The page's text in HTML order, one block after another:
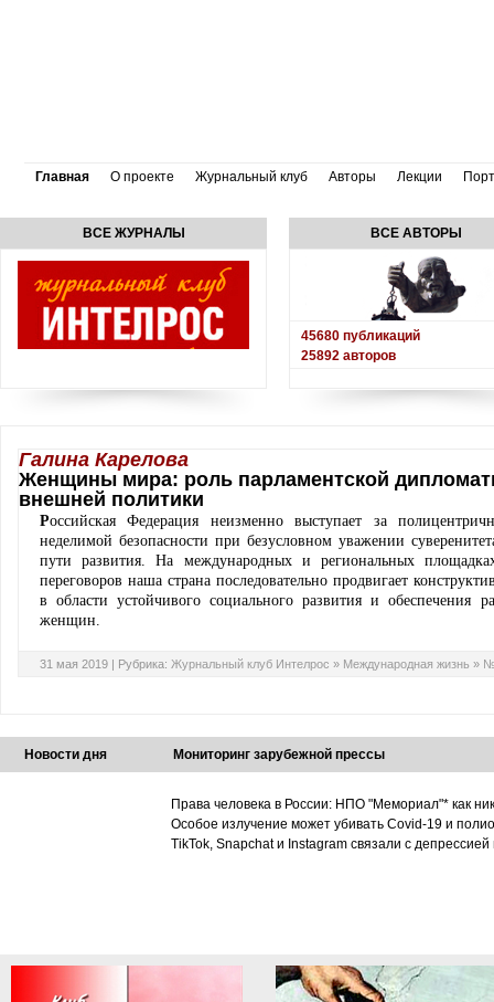
Главная О проекте Журнальный клуб Авторы Лекции
ВСЕ ЖУРНАЛЫ ВСЕ АВТОРЫ
45680 публикаций
25892 авторов
Галина Карелова
Женщины мира: роль парламентской
внешней политики
Российская Федерация неизменно выступает за
неделимой безопасности при безусловном уважении
пути развития. На международных и региональных
переговоров наша страна последовательно продвигает
в области устойчивого социального развития и
женщин.
31 мая 2019 | Рубрика: Журнальный клуб Интелрос » Международная жизнь »
Новости дня Мониторинг зарубежной прессы
Права человека в России: НПО "Мемориал"* как
Особое излучение может убивать Covid-19 и
TikTok, Snapchat и Instagram связали с